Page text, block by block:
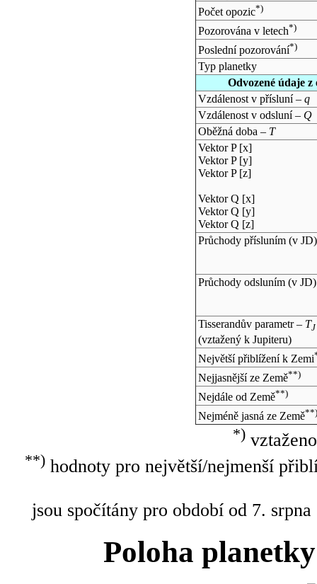
Počet opozic*)
Pozorována v letech*)
Poslední pozorování*)
Typ planetky
Odvozené údaje
Vzdálenost v přísluní – q
Vzdálenost v odsluní – Q
Oběžná doba – T
Vektor P [x]
Vektor P [y]
Vektor P [z]
Vektor Q [x]
Vektor Q [y]
Vektor Q [z]
Průchody přísluním (v JD)
Průchody odsluním (v JD)
Tisserandův parametr – TJ
(vztažený k Jupiteru)
Největší přiblížení k Zemi
Nejjasnější ze Země**)
Nejdále od Země**)
Nejméně jasná ze Země**)
*)
**)hodnoty pro největší/nejmenší
jsou spočítány pro období od 7.
Poloha